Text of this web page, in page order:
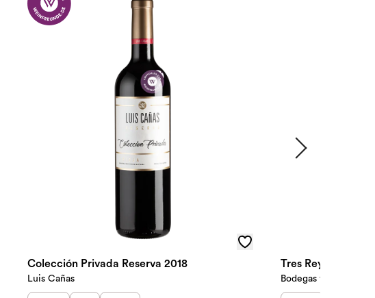
Colección Privada Reserva 2018
Luis Cañas
Tres Reyes
Bodegas y Viñedos